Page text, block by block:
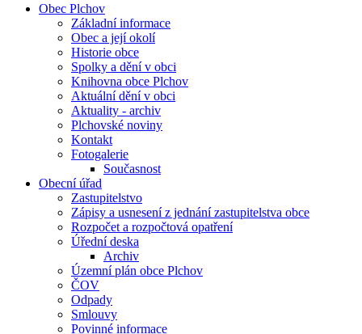
Obec Plchov
Základní informace
Obec a její okolí
Historie obce
Spolky a dění v obci
Knihovna obce Plchov
Aktuální dění v obci
Aktuality - archiv
Plchovské noviny
Kontakt
Fotogalerie
Současnost
Obecní úřad
Zastupitelstvo
Zápisy a usnesení z jednání zastupitelstva obce
Rozpočet a rozpočtová opatření
Úřední deska
Archiv
Územní plán obce Plchov
ČOV
Odpady
Smlouvy
Povinné informace